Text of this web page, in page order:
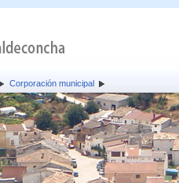
Corporación municipal